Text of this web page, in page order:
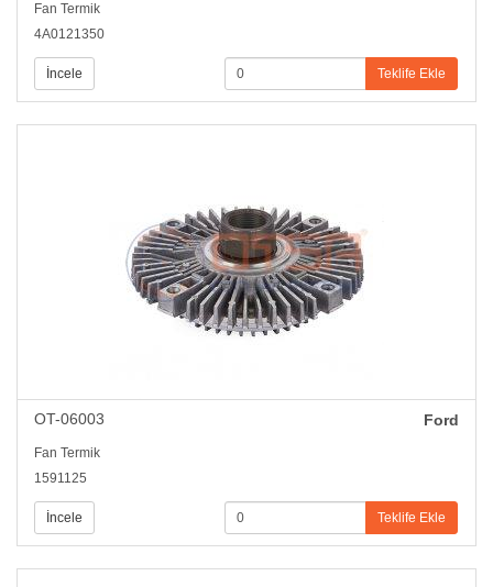
Fan Termik
4A0121350
İncele Teklife Ekle
OT-06003 Ford
Fan Termik
1591125
İncele Teklife Ekle